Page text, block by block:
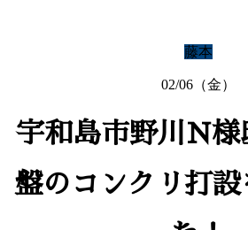
藤本
02/06（金）
宇和島市野川N様
盤のコンクリ打設